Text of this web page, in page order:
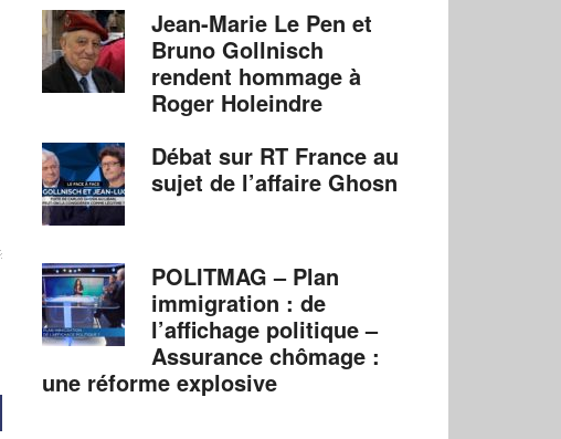
Jean-Marie Le Pen et
Bruno Gollnisch
rendent hommage à
Roger Holeindre
Débat sur RT France au
sujet de l’affaire Ghosn
POLITMAG – Plan
immigration : de
l’affichage politique –
Assurance chômage :
une réforme explosive